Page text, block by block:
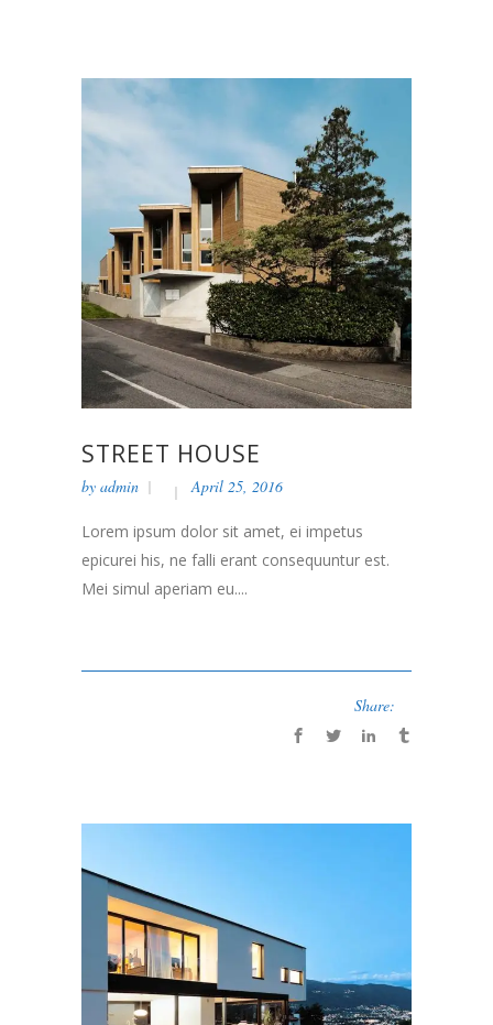
STREET HOUSE
by admin April 25, 2016
Lorem ipsum dolor sit amet, ei impetus
epicurei his, ne falli erant consequuntur est.
Mei simul aperiam eu....
Share: